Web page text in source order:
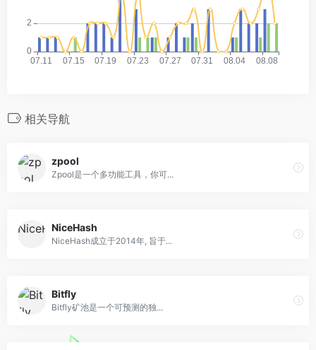
相关导航
zpool
Zpool是一个多功能工具，你可...
NiceHash
NiceHash成立于2014年, 旨于...
Bitfly
Bitfly矿池是一个可预测的独...